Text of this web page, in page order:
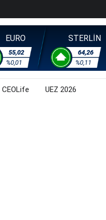
EURO
55,02
%0,01
STERLİN
64,26
%0,11
CEOLife UEZ 2026